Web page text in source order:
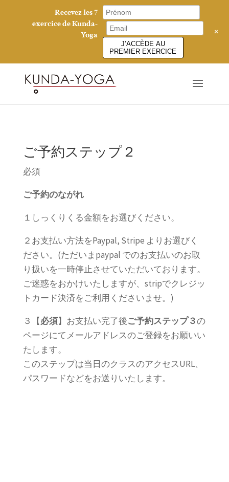
ご予約ステップ２
必須
ご予約のながれ
１しっくりくる金額をお選びください。
２お支払い方法をPaypal, Stripe よりお選びく
ださい。(ただいまpaypal でのお支払いのお取
り扱いを一時停止させていただいております。
ご迷惑をおかけいたしますが、stripでクレジッ
トカード決済をご利用くださいませ。)
３【必須】お支払い完了後ご予約ステップ３の
ページにてメールアドレスのご登録をお願いい
たします。
このステップは当日のクラスのアクセスURL、
パスワードなどをお送りいたします。
Recevez les 7
exercice de Kunda-
Yoga
J’ACCÈDE AU
PREMIER EXERCICE
+